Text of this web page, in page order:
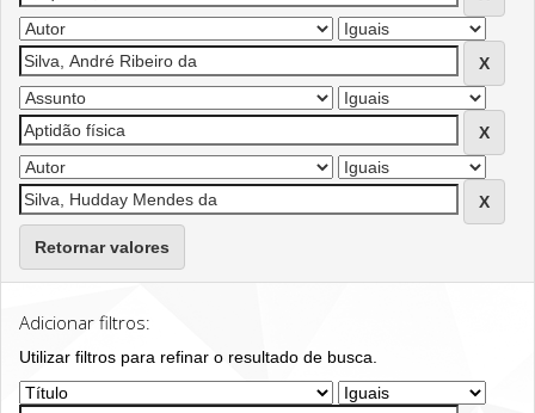
Retornar valores
Adicionar filtros:
Utilizar filtros para refinar o resultado de busca.